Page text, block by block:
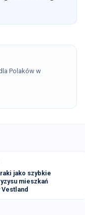
Polaków w
jako szybkie
mieszkań